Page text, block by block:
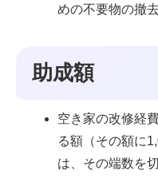
めの不要物の撤
助成額
空き家の改修経
る額（その額に
は、その端数を